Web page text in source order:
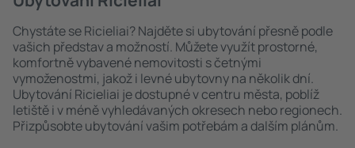
Chystáte se Ricieliai? Najděte si ubytování přesně podle
vašich představ a možností. Můžete využít prostorné,
komfortně vybavené nemovitosti s četnými
vymoženostmi, jakož i levné ubytovny na několik dní.
Ubytování Ricieliai je dostupné v centru města, poblíž
letiště i v méně vyhledávaných okresech nebo regionech.
Přizpůsobte ubytování vašim potřebám a dalším plánům.